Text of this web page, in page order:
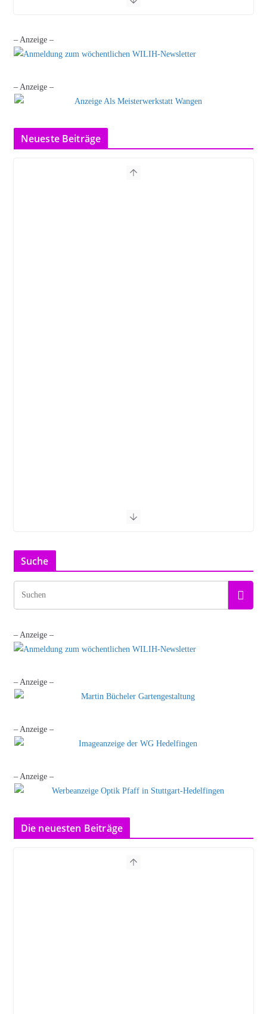
– Anzeige –
– Anzeige –
Neueste Beiträge
Suche
– Anzeige –
– Anzeige –
– Anzeige –
– Anzeige –
Die neuesten Beiträge